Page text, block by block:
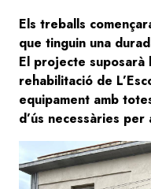
Els treballs
que tinguin una
El projecte suposarà
rehabilitació de
equipament amb
d’ús necessàries
Image